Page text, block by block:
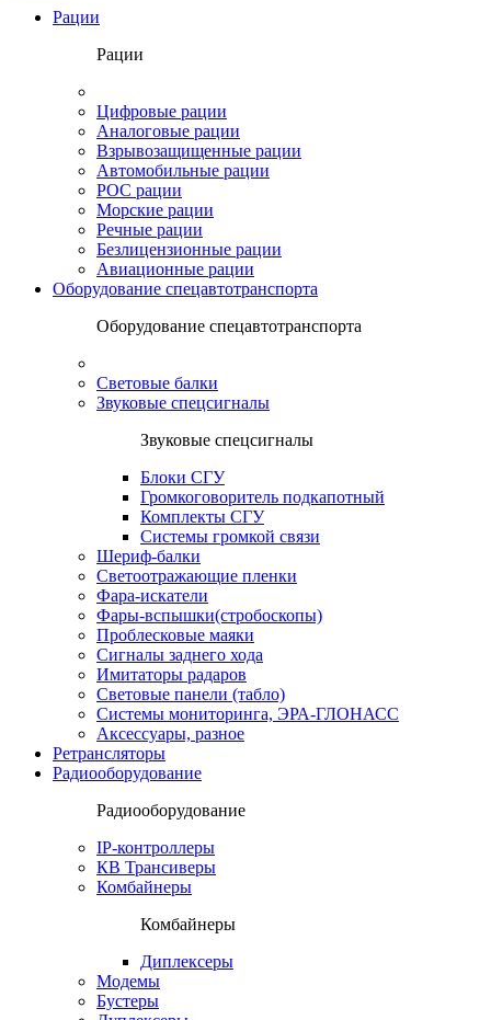
Рации
Рации
Цифровые рации
Аналоговые рации
Взрывозащищенные рации
Автомобильные рации
POC рации
Морские рации
Речные рации
Безлицензионные рации
Авиационные рации
Оборудование спецавтотранспорта
Оборудование спецавтотранспорта
Световые балки
Звуковые спецсигналы
Звуковые спецсигналы
Блоки СГУ
Громкоговоритель подкапотный
Комплекты СГУ
Системы громкой связи
Шериф-балки
Светоотражающие пленки
Фара-искатели
Фары-вспышки(стробоскопы)
Проблесковые маяки
Сигналы заднего хода
Имитаторы радаров
Световые панели (табло)
Системы мониторинга, ЭРА-ГЛОНАСС
Аксессуары, разное
Ретрансляторы
Радиооборудование
Радиооборудование
IP-контроллеры
КВ Трансиверы
Комбайнеры
Комбайнеры
Диплексеры
Модемы
Бустеры